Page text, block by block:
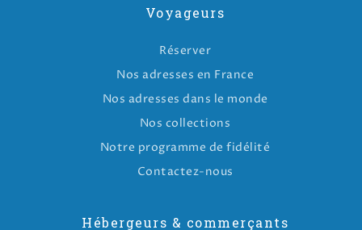
Voyageurs
Réserver
Nos adresses en France
Nos adresses dans le monde
Nos collections
Notre programme de fidélité
Contactez-nous
Hébergeurs & commerçants